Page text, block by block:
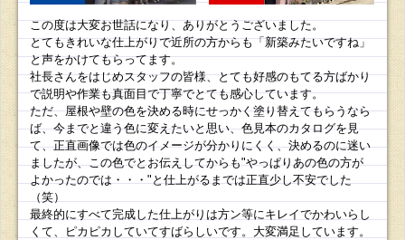
この度は大変お世話になり、ありがとうございました。
とてもきれいな仕上がりで近所の方からも「新築みたいですね」
と声をかけてもらってます。
社長さんをはじめスタッフの皆様、とても好感のもてる方ばかり
で説明や作業も真面目で丁寧でとても感心しています。
ただ、屋根や壁の色を決める時にせっかく塗り替えてもらうなら
ば、今までと違う色に変えたいと思い、色見本のカタログを見
て、正直画像では色のイメージが分かりにくく、決めるのに迷い
ましたが、この色でとお伝えしてからも"やっぱりあの色の方が
よかったのでは・・・"と仕上がるまでは正直少し不安でした
（笑）
最終的にすべて完成した仕上がりは方ン等にキレイでかわいらし
くて、ピカピカしていてすばらしいです。大変満足しています。